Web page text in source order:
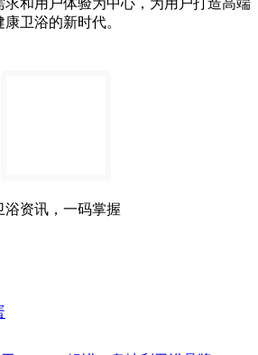
和用户体验为中心，为用户打造高端
卫浴的新时代。
浴资讯，一码掌握